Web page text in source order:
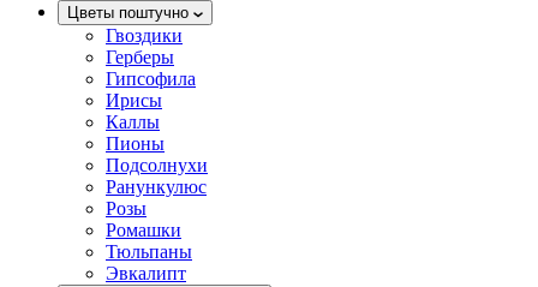
Цветы поштучно
Гвоздики
Герберы
Гипсофила
Ирисы
Каллы
Пионы
Подсолнухи
Ранункулюс
Розы
Ромашки
Тюльпаны
Эвкалипт